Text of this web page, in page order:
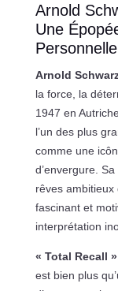
Arnold
Une
Personnelle
Arnold
la force, la
1947 en
l’un des plus
comme une
d’envergure.
rêves
fascinant et
interprétation
« Total Recall »
est bien plus